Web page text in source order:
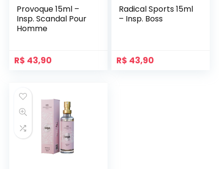
Provoque 15ml –
Insp. Scandal Pour
Homme
R$ 43,90
Radical Sports 15ml
– Insp. Boss
R$ 43,90